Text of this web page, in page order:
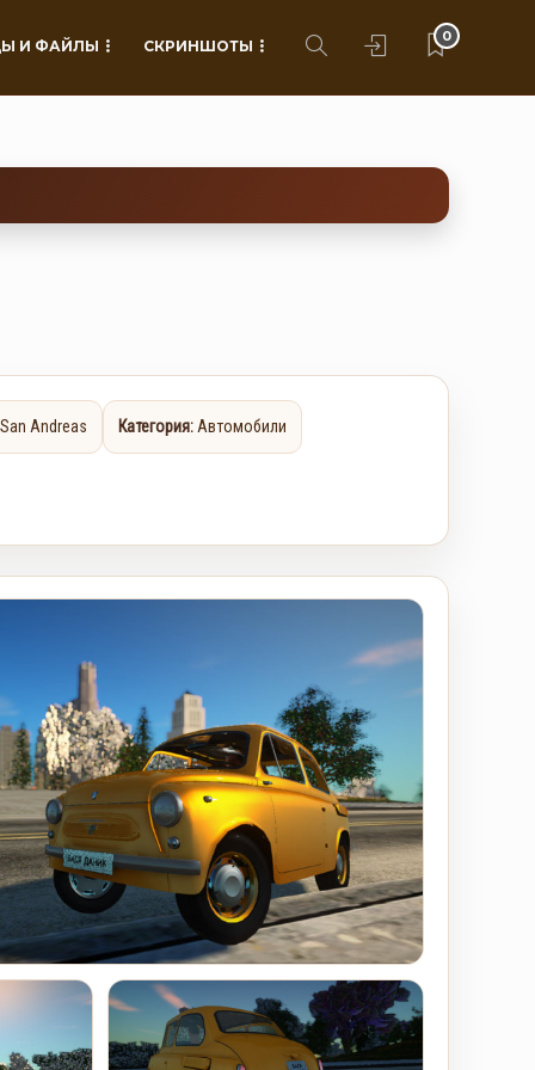
И ФАЙЛЫ СКРИНШОТЫ
0
Andreas Категория: Автомобили